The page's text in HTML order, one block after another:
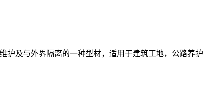
护及与外界隔离的一种型材，适用于建筑工地，公路养